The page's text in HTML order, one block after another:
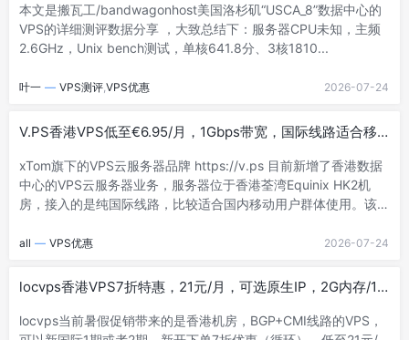
本文是搬瓦工/bandwagonhost美国洛杉矶“USCA_8”数据中心的
VPS的详细测评数据分享 ，大致总结下：服务器CPU未知，主频
2.6GHz，Unix bench测试，单核641.8分、3核1810...
叶一 — VPS测评 ,VPS优惠 2026-07-24
V.PS香港VPS低至€6.95/月，1Gbps带宽，国际线路适合移动
xTom旗下的VPS云服务器品牌 https://v.ps 目前新增了香港数据
中心的VPS云服务器业务，服务器位于香港荃湾Equinix HK2机
房，接入的是纯国际线路，比较适合国内移动用户群体使用。该香
all — VPS优惠 2026-07-24
locvps香港VPS7折特惠，21元/月，可选原生IP，2G内存/1
locvps当前暑假促销带来的是香港机房，BGP+CMI线路的VPS，